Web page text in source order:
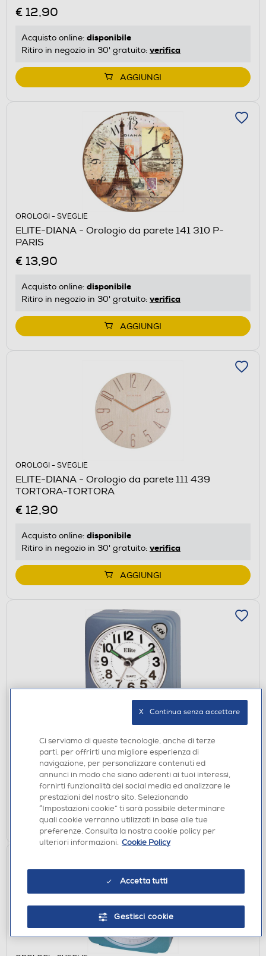
€ 12,90
Acquisto online: disponibile
Ritiro in negozio in 30' gratuito: verifica
AGGIUNGI
OROLOGI - SVEGLIE
ELITE-DIANA - Orologio da parete 141 310 P-
PARIS
€ 13,90
Acquisto online: disponibile
Ritiro in negozio in 30' gratuito: verifica
AGGIUNGI
OROLOGI - SVEGLIE
ELITE-DIANA - Orologio da parete 111 439
TORTORA-TORTORA
€ 12,90
Acquisto online: disponibile
Ritiro in negozio in 30' gratuito: verifica
AGGIUNGI
ELITE-DIANA - Sveglia con luce RS-7150-
AZZURRA
DISPONIBILE SOLO IN NEGOZIO
Acquisto online:non disponibile
Ritiro in negozio in 30' gratuito: verifica
CERCA NEGOZIO
Ci serviamo di queste tecnologie, anche di terze
parti, per offrirti una migliore esperienza di
navigazione, per personalizzare contenuti ed
annunci in modo che siano aderenti ai tuoi interessi,
fornirti funzionalità dei social media ed analizzare le
prestazioni del nostro sito. Selezionando
“Impostazioni cookie” ti sarà possibile determinare
quali cookie verranno utilizzati in base alle tue
preferenze. Consulta la nostra cookie policy per
ulteriori informazioni. Cookie Policy
Accetta tutti
Gestisci cookie
X   Continua senza accettare